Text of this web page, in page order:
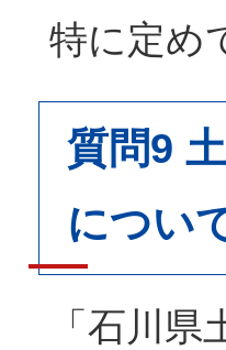
特に定め
質問9
につい
「石川